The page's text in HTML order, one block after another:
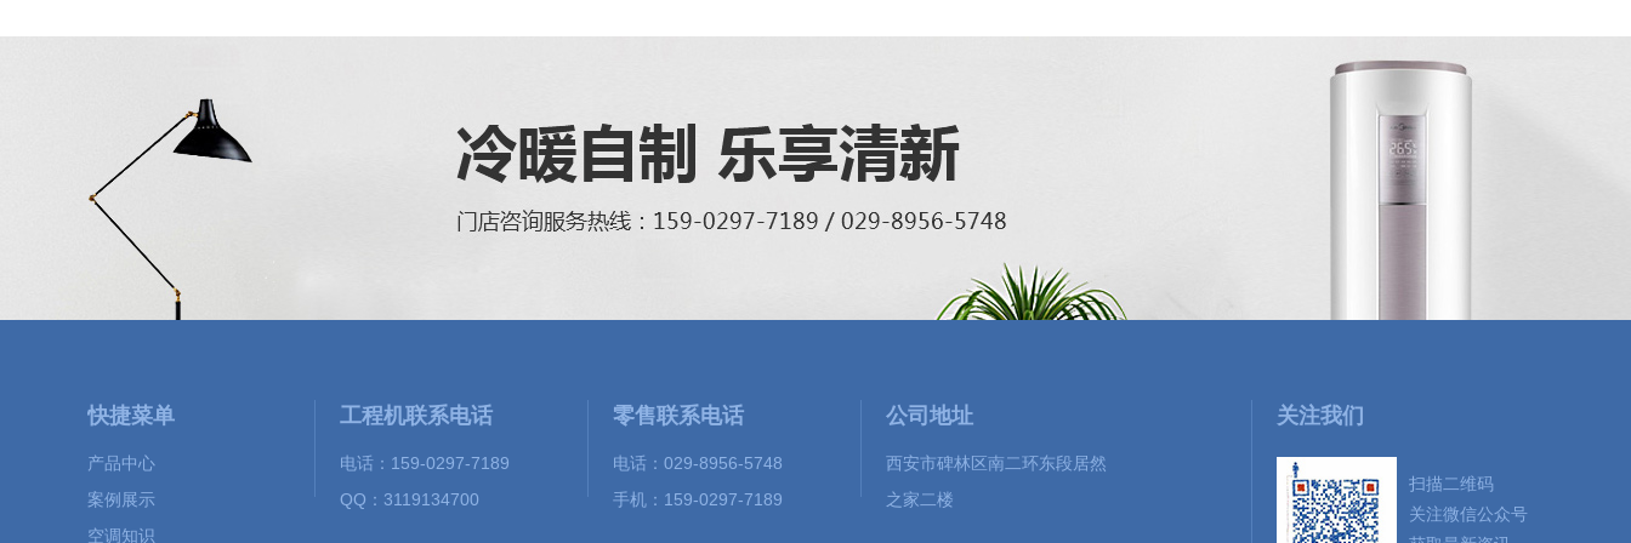
快捷菜单
产品中心
案例展示
空调知识
工程机联系电话
电话：159-0297-7189
QQ：3119134700
零售联系电话
电话：029-8956-5748
手机：159-0297-7189
公司地址
西安市碑林区南二环东段居然
之家二楼
关注我们
扫描二维码
关注微信公众号